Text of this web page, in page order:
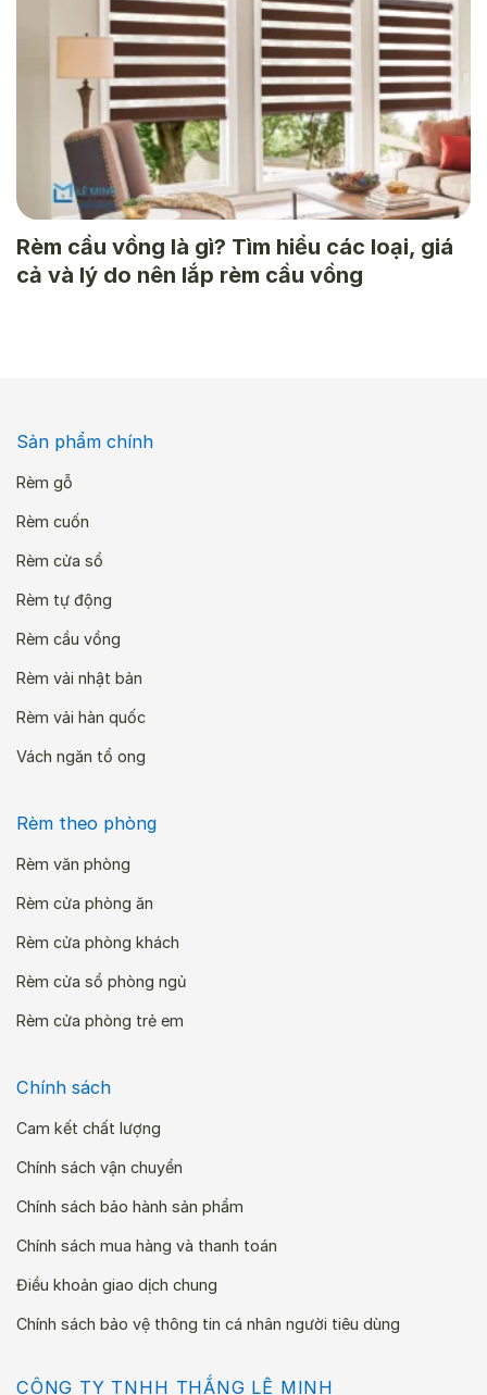
Rèm cầu vồng là gì? Tìm hiểu các loại, giá
cả và lý do nên lắp rèm cầu vồng
Sản phẩm chính
Rèm gỗ
Rèm cuốn
Rèm cửa sổ
Rèm tự động
Rèm cầu vồng
Rèm vải nhật bản
Rèm vải hàn quốc
Vách ngăn tổ ong
Rèm theo phòng
Rèm văn phòng
Rèm cửa phòng ăn
Rèm cửa phòng khách
Rèm cửa sổ phòng ngủ
Rèm cửa phòng trẻ em
Chính sách
Cam kết chất lượng
Chính sách vận chuyển
Chính sách bảo hành sản phẩm
Chính sách mua hàng và thanh toán
Điều khoản giao dịch chung
Chính sách bảo vệ thông tin cá nhân người tiêu dùng
CÔNG TY TNHH THẮNG LÊ MINH